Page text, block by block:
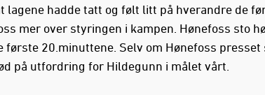
lagene hadde tatt og følt litt på hverandre de
mer over styringen i kampen. Hønefoss sto
første 20.minuttene. Selv om Hønefoss
på utfordring for Hildegunn i målet vårt.